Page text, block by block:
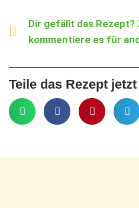
Dir gefällt das
kommentiere es für
Teile das Rezept